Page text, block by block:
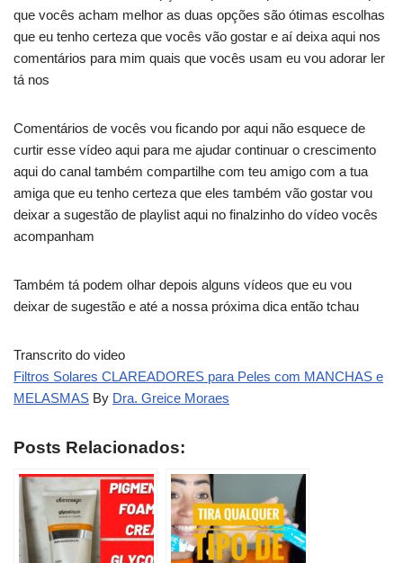
que vocês acham melhor as duas opções são ótimas escolhas
que eu tenho certeza que vocês vão gostar e aí deixa aqui nos
comentários para mim quais que vocês usam eu vou adorar ler
tá nos
Comentários de vocês vou ficando por aqui não esquece de
curtir esse vídeo aqui para me ajudar continuar o crescimento
aqui do canal também compartilhe com teu amigo com a tua
amiga que eu tenho certeza que eles também vão gostar vou
deixar a sugestão de playlist aqui no finalzinho do vídeo vocês
acompanham
Também tá podem olhar depois alguns vídeos que eu vou
deixar de sugestão e até a nossa próxima dica então tchau
Transcrito do video
Filtros Solares CLAREADORES para Peles com MANCHAS e
MELASMAS By Dra. Greice Moraes
Posts Relacionados: